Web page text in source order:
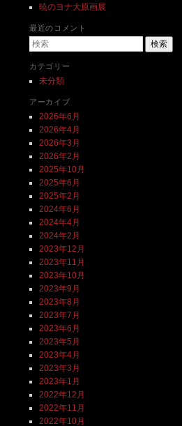
暁のヨナ大原画展
最近のコメント
検索
カテゴリー
未分類
アーカイブ
2026年6月
2026年4月
2026年3月
2026年2月
2025年10月
2025年6月
2025年2月
2024年6月
2024年4月
2024年2月
2023年12月
2023年11月
2023年10月
2023年9月
2023年8月
2023年7月
2023年6月
2023年5月
2023年4月
2023年3月
2023年1月
2022年12月
2022年11月
2022年10月